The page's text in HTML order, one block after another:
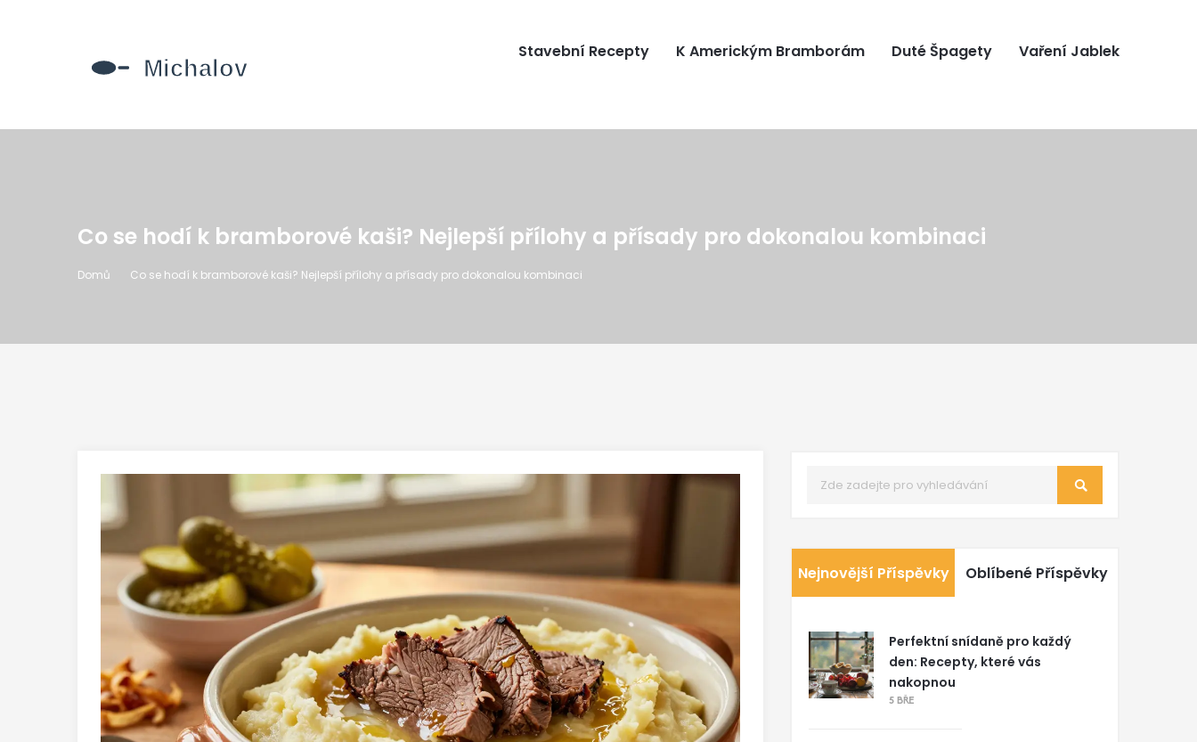
Stavební Recepty K Americkým Bramborám Duté Špagety Vaření Jablek
Co se hodí k bramborové kaši? Nejlepší přílohy a přísady pro dokonalou kombinaci
Domů Co se hodí k bramborové kaši? Nejlepší přílohy a přísady pro dokonalou kombinaci
Nejnovější Příspěvky Oblíbené Příspěvky
Perfektní snídaně pro každý
den: Recepty, které vás
nakopnou
5 BŘE